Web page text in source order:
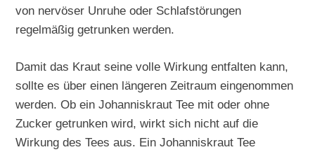
von nervöser Unruhe oder Schlafstörungen
regelmäßig getrunken werden.
Damit das Kraut seine volle Wirkung entfalten kann,
sollte es über einen längeren Zeitraum eingenommen
werden. Ob ein Johanniskraut Tee mit oder ohne
Zucker getrunken wird, wirkt sich nicht auf die
Wirkung des Tees aus. Ein Johanniskraut Tee